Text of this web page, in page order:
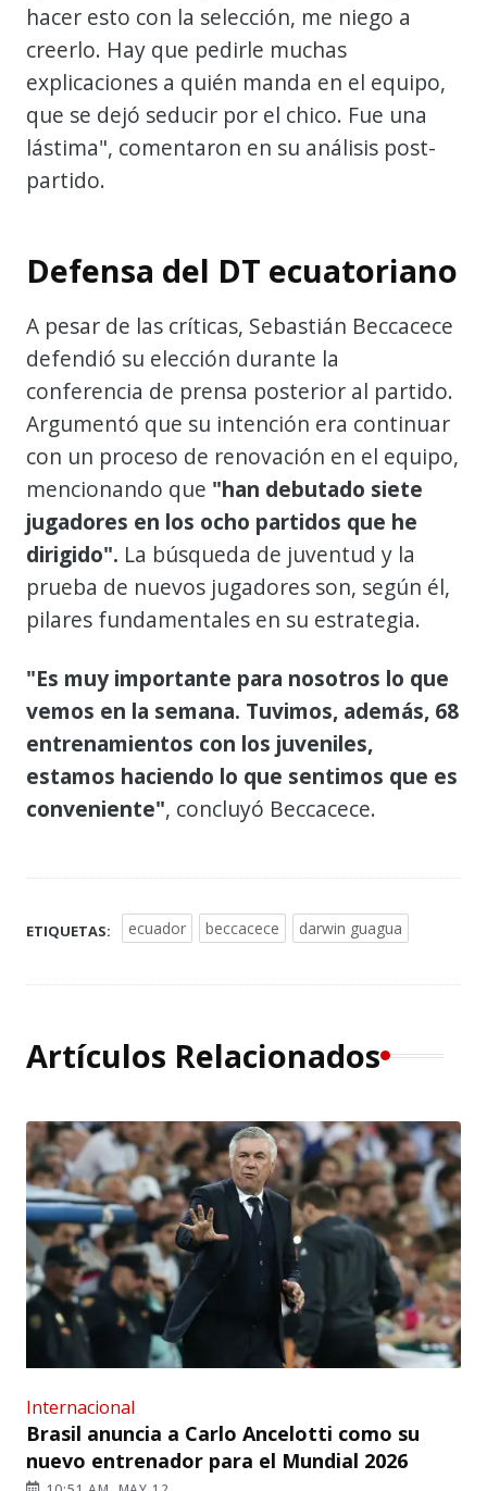
hacer esto con la selección, me niego a
creerlo. Hay que pedirle muchas
explicaciones a quién manda en el equipo,
que se dejó seducir por el chico. Fue una
lástima", comentaron en su análisis post-
partido.
Defensa del DT ecuatoriano
A pesar de las críticas, Sebastián Beccacece
defendió su elección durante la
conferencia de prensa posterior al partido.
Argumentó que su intención era continuar
con un proceso de renovación en el equipo,
mencionando que "han debutado siete
jugadores en los ocho partidos que he
dirigido". La búsqueda de juventud y la
prueba de nuevos jugadores son, según él,
pilares fundamentales en su estrategia.
"Es muy importante para nosotros lo que
vemos en la semana. Tuvimos, además, 68
entrenamientos con los juveniles,
estamos haciendo lo que sentimos que es
conveniente", concluyó Beccacece.
ETIQUETAS: ecuador beccacece darwin guagua
Artículos Relacionados
Internacional
Brasil anuncia a Carlo Ancelotti como su
nuevo entrenador para el Mundial 2026